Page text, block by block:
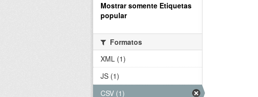
Mostrar somente Etiquetas
popular
Formatos
XML (1)
JS (1)
CSV (1)